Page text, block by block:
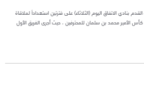
بنادي الاتفاق اليوم (الثلاثاء) على فترتين استعداداً لملاقاة
الـ23 من دوري كأس الأمير محمد بن سلمان للمحترفين ، حيث أجرى الفريق الأول